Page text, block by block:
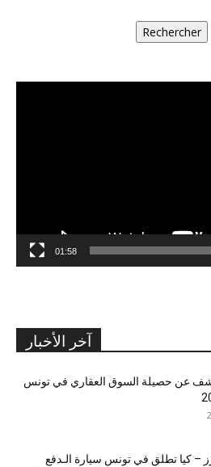
Rechercher
01:58
آخر الأخبار
عن حصيلة السوق العقاري في تونس
– كيا تطلق في تونس سيارة الـدفع